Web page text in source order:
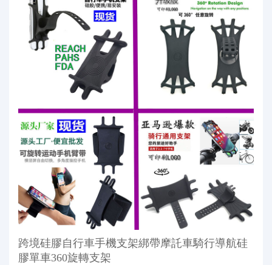
跨境硅膠自行車手機支架綁帶摩託車騎行導航硅
膠單車360旋轉支架